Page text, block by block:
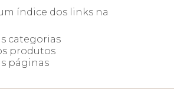
índice dos links na
categorias
produtos
páginas